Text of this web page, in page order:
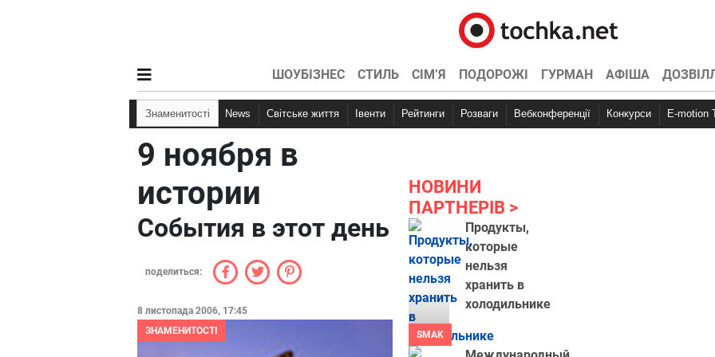
ШОУБІЗНЕС СТИЛЬ СІМ’Я ПОДОРОЖІ ГУРМАН АФІША
Знаменитості News Світське життя Івенти Рейтинги Розваги Вебконференції Конкурси E-motion
9 ноября в
истории
События в этот день
поделиться:
8 листопада 2006, 17:45
ЗНАМЕНИТОСТІ
НОВИНИ
ПАРТНЕРІВ
SMAK
Продукты,
которые
нельзя
хранить в
холодильнике